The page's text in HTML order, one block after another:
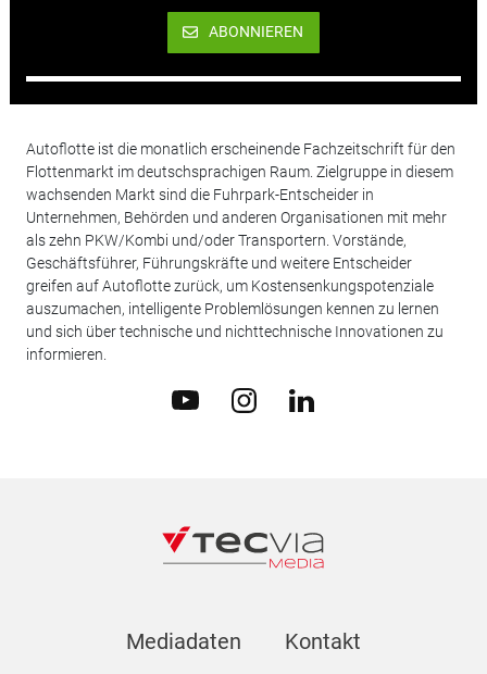
ABONNIEREN
Autoflotte ist die monatlich erscheinende Fachzeitschrift für den
Flottenmarkt im deutschsprachigen Raum. Zielgruppe in diesem
wachsenden Markt sind die Fuhrpark-Entscheider in
Unternehmen, Behörden und anderen Organisationen mit mehr
als zehn PKW/Kombi und/oder Transportern. Vorstände,
Geschäftsführer, Führungskräfte und weitere Entscheider
greifen auf Autoflotte zurück, um Kostensenkungspotenziale
auszumachen, intelligente Problemlösungen kennen zu lernen
und sich über technische und nichttechnische Innovationen zu
informieren.
Mediadaten Kontakt